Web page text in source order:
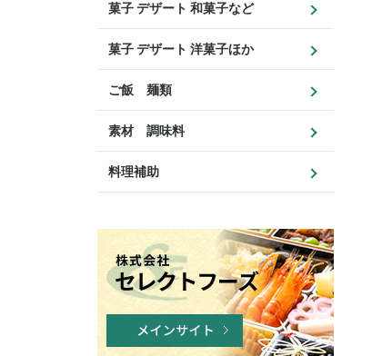
菓子 デザート 和菓子など
菓子 デザート 洋菓子ほか
ご飯 麺類
素材 調味料
料理補助